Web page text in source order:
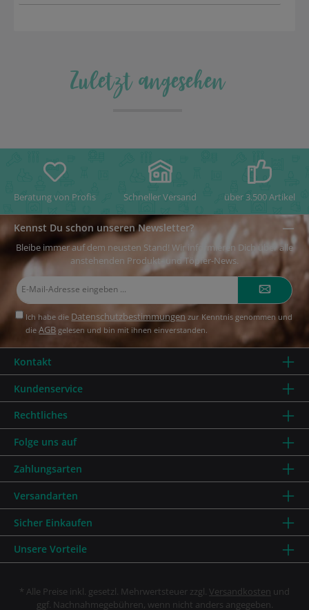
Zuletzt angesehen
Beratung von Profis Schneller Versand über 3.500 Artikel
Kennst Du schon unseren Newsletter?
Bleibe immer auf dem neusten Stand! Wir informieren Dich über alle
anstehenden Produkt- und Töpfer-News.
Ich habe die Datenschutzbestimmungen zur Kenntnis genommen und
dieAGB gelesen und bin mit ihnen einverstanden.
Kundenservice
Rechtliches
Kontakt
Zahlungsarten
Versandarten
Sicher Einkaufen
Folge uns auf
Unsere Vorteile
* Alle Preise inkl. gesetzl. Mehrwertsteuer zzgl. Versandkosten und
ggf. Nachnahmegebühren, wenn nicht anders angegeben.